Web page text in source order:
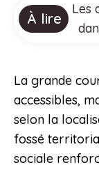
À lire
Les
La grande
accessibles,
selon la
fossé
sociale